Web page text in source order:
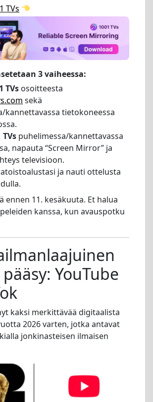
TVs
3 vaiheessa:
TVs osoitteesta
sekä
kannettavassa tietokoneessa
TVs puhelimessa/kannettavassa
napauta “Screen Mirror” ja
televisioon.
ja nauti ottelusta
ennen 11. kesäkuuta. Et halua
kanssa, kun avauspotku
YouTube
kaksi merkittävää digitaalista
2026 varten, jotka antavat
jonkinasteisen ilmaisen